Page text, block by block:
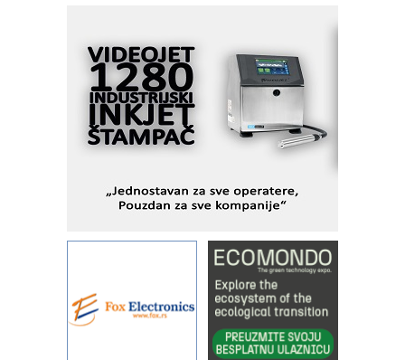
Alba d.o.o. – 35 godina preciznosti u
metrologiji i pametnim dozirnim
rešenjima
IBeRTIM - oprema za ispitivanje
kontrole kvaliteta
sistema
pouzdanost u transferu fluida
Filtration Group Industrial – Napredna
rešenja za filtraciju u hidrauličkim i
procesnim sistemima
Art Utopia Studio – vizuelne priče